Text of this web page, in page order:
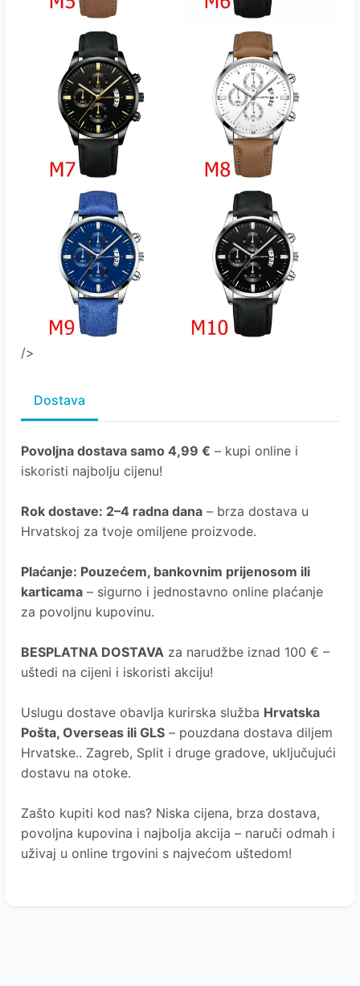
/>
Dostava
Povoljna dostava samo 4,99 € – kupi online i
iskoristi najbolju cijenu!
Rok dostave: 2–4 radna dana – brza dostava u
Hrvatskoj za tvoje omiljene proizvode.
Plaćanje: Pouzećem, bankovnim prijenosom ili
karticama – sigurno i jednostavno online plaćanje
za povoljnu kupovinu.
BESPLATNA DOSTAVA za narudžbe iznad 100 € –
uštedi na cijeni i iskoristi akciju!
Uslugu dostave obavlja kurirska služba Hrvatska
Pošta, Overseas ili GLS – pouzdana dostava diljem
Hrvatske.. Zagreb, Split i druge gradove, uključujući
dostavu na otoke.
Zašto kupiti kod nas? Niska cijena, brza dostava,
povoljna kupovina i najbolja akcija – naruči odmah i
uživaj u online trgovini s najvećom uštedom!